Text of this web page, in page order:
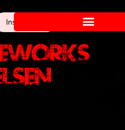
Inschrijven